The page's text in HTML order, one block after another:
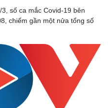
số ca mắc Covid-19 bên
chiếm gần một nửa tổng số